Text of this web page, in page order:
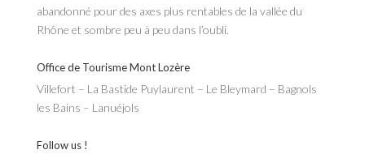
abandonné pour des axes plus rentables de la vallée du
Rhône et sombre peu à peu dans l’oubli.
Office de Tourisme Mont Lozère
Villefort – La Bastide Puylaurent – Le Bleymard – Bagnols
les Bains – Lanuéjols
Follow us !